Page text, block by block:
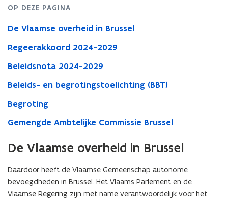
OP DEZE PAGINA
De Vlaamse overheid in Brussel
Regeerakkoord 2024-2029
Beleidsnota 2024-2029
Beleids- en begrotingstoelichting (BBT)
Begroting
Gemengde Ambtelijke Commissie Brussel
De Vlaamse overheid in Brussel
Daardoor heeft de Vlaamse Gemeenschap autonome
bevoegdheden in Brussel. Het Vlaams Parlement en de
Vlaamse Regering zijn met name verantwoordelijk voor het